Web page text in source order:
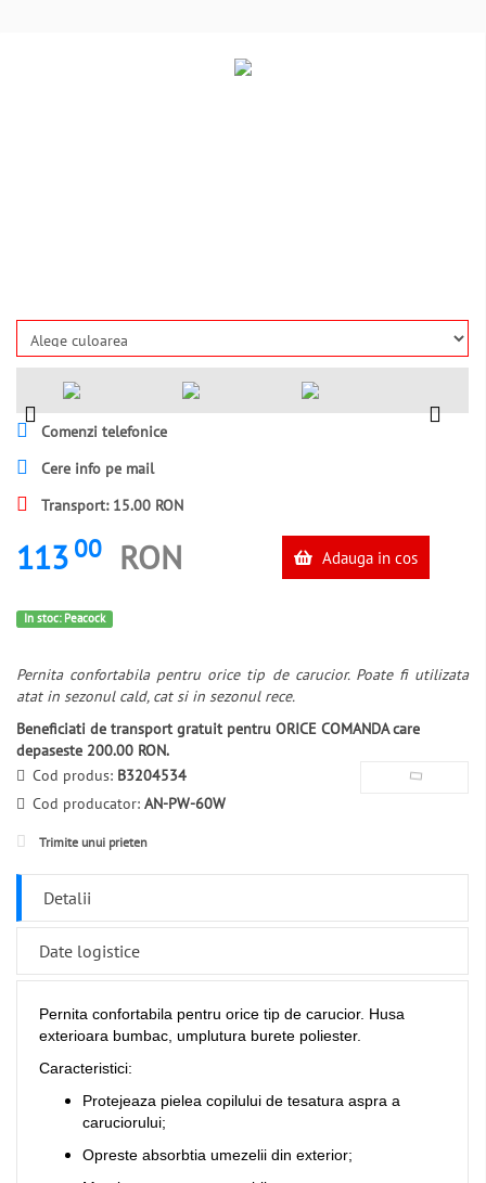
Comenzi telefonice
Cere info pe mail
Transport: 15.00 RON
113 00 RON Adauga in cos
In stoc: Peacock
Pernita confortabila pentru orice tip de carucior. Poate fi utilizata
atat in sezonul cald, cat si in sezonul rece.
Beneficiati de transport gratuit pentru ORICE COMANDA care
depaseste 200.00 RON.
Cod produs: B3204534
Cod producator: AN-PW-60W
Trimite unui prieten
Detalii
Date logistice
Pernita confortabila pentru orice tip de carucior. Husa
exterioara bumbac, umplutura burete poliester.
Caracteristici:
Protejeaza pielea copilului de tesatura aspra a
caruciorului;
Opreste absorbtia umezelii din exterior;